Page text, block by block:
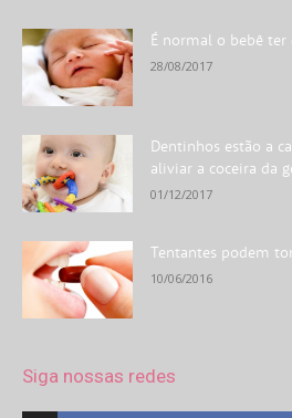
É normal o bebê ter
28/08/2017
Dentinhos estão a
aliviar a coceira da
01/12/2017
Tentantes podem
10/06/2016
Siga nossas redes